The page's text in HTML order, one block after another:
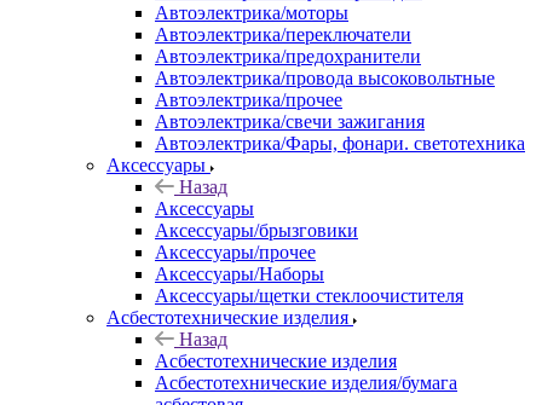
Автоэлектрика/моторы
Автоэлектрика/переключатели
Автоэлектрика/предохранители
Автоэлектрика/провода высоковольтные
Автоэлектрика/прочее
Автоэлектрика/свечи зажигания
Автоэлектрика/Фары, фонари. светотехника
Аксессуары
Назад
Аксессуары
Аксессуары/брызговики
Аксессуары/прочее
Аксессуары/Наборы
Аксессуары/щетки стеклоочистителя
Асбестотехнические изделия
Назад
Асбестотехнические изделия
Асбестотехнические изделия/бумага